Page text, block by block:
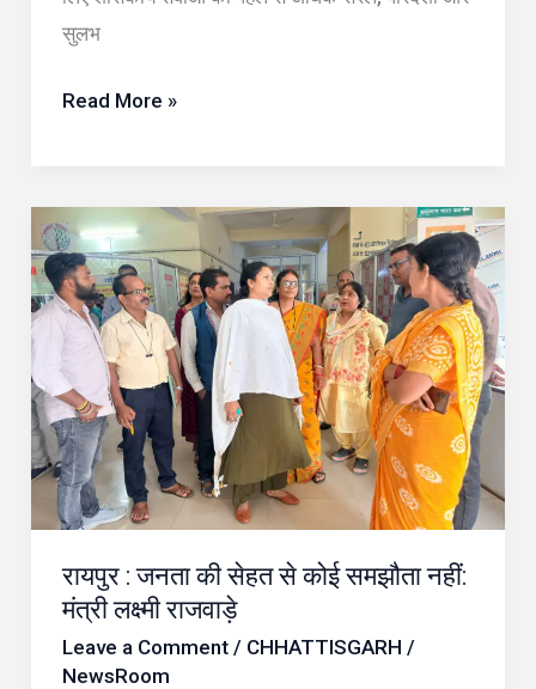
सुलभ
Read More »
रायपुर : जनता की सेहत से कोई समझौता नहीं:
मंत्री लक्ष्मी राजवाड़े
Leave a Comment / CHHATTISGARH /
NewsRoom
रायपुर
:
जनता
की
सेहत
से
कोई
समझौता
नहीं:
लक्ष्मी